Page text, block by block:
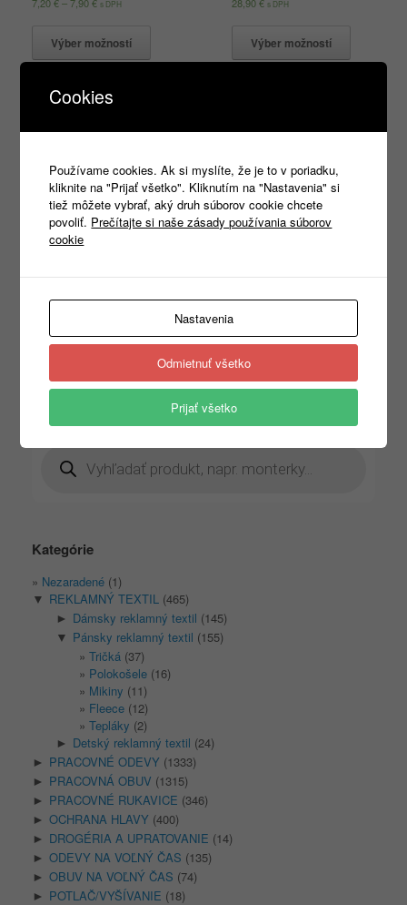
s DPH
Výber možností
s DPH
Výber možností
5,90
Výber možností Výber možností
Products
search
Kategórie
Nezaradené (1)
▼ REKLAMNÝ TEXTIL (465)
► Dámsky reklamný textil (145)
▼ Pánsky reklamný textil (155)
Tričká (37)
Polokošele (16)
Mikiny (11)
Fleece (12)
Tepláky (2)
► Detský reklamný textil (24)
► PRACOVNÉ ODEVY (1333)
► PRACOVNÁ OBUV (1315)
► PRACOVNÉ RUKAVICE (346)
► OCHRANA HLAVY (400)
► DROGÉRIA A UPRATOVANIE (14)
► ODEVY NA VOĽNÝ ČAS (135)
► OBUV NA VOĽNÝ ČAS (74)
► POTLAČ/VYŠÍVANIE (18)
Cookies
Používame cookies. Ak si myslíte, že je to v poriadku,
kliknite na "Prijať všetko". Kliknutím na "Nastavenia" si
tiež môžete vybrať, aký druh súborov cookie chcete
povoliť. Prečítajte si naše zásady používania súborov
cookie
Nastavenia
Odmietnuť všetko
Prijať všetko